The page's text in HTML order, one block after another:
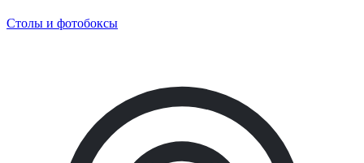
Столы и фотобоксы